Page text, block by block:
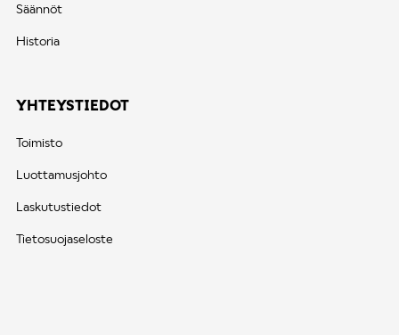
Säännöt
Historia
YHTEYSTIEDOT
Toimisto
Luottamusjohto
Laskutustiedot
Tietosuojaseloste